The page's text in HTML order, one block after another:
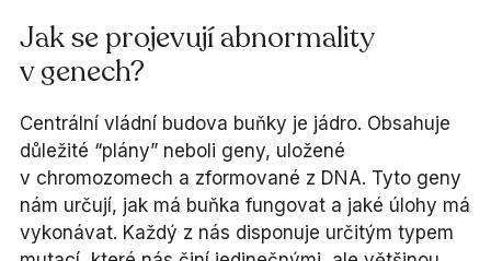
Jak se projevují abnormality
v genech?
Centrální vládní budova buňky je jádro. Obsahuje
důležité “plány” neboli geny, uložené
v chromozomech a zformované z DNA. Tyto geny
nám určují, jak má buňka fungovat a jaké úlohy má
vykonávat. Každý z nás disponuje určitým typem